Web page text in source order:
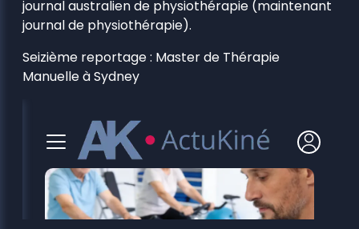
journal australien de physiothérapie (maintenant
journal de physiothérapie).
Seizième reportage : Master de Thérapie
Manuelle à Sydney